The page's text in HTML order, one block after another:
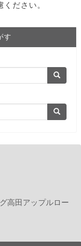
ださい。
す
高田アップルロー